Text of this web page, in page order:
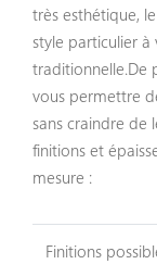
très esthétique,
style particulier
traditionnelle.De
vous permettre
sans craindre de
finitions et
mesure :
Finitions